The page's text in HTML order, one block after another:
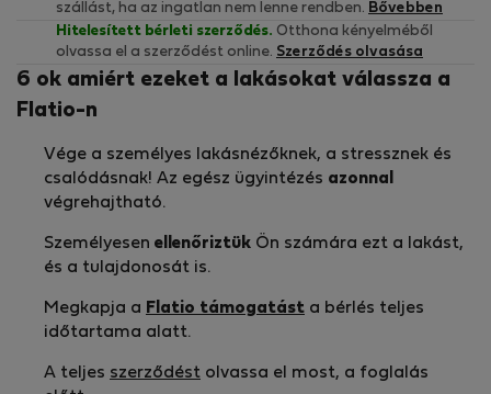
szállást, ha az ingatlan nem lenne rendben. Bővebben
Hitelesített bérleti szerződés. Otthona kényelméből
olvassa el a szerződést online. Szerződés olvasása
6 ok amiért ezeket a lakásokat válassza a
Flatio-n
Vége a személyes lakásnézőknek, a stressznek és
csalódásnak! Az egész ügyintézés azonnal
végrehajtható.
Személyesen ellenőriztük Ön számára ezt a lakást,
és a tulajdonosát is.
Megkapja a Flatio támogatást a bérlés teljes
időtartama alatt.
A teljes szerződést olvassa el most, a foglalás